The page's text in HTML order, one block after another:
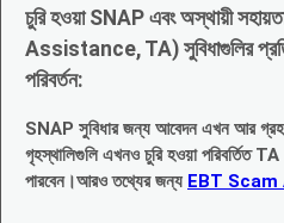
চুরি হওয়া SNAP এবং অস্থায়ী
Assistance, TA) সুবিধাগুলির
পরিবর্তন:
SNAP সুবিধার জন্য আবেদন এখন আর
গৃহস্থালিগুলি এখনও চুরি হওয়া পরিবর্তিত
পারবেন।আরও তথ্যের জন্য EBT Scam